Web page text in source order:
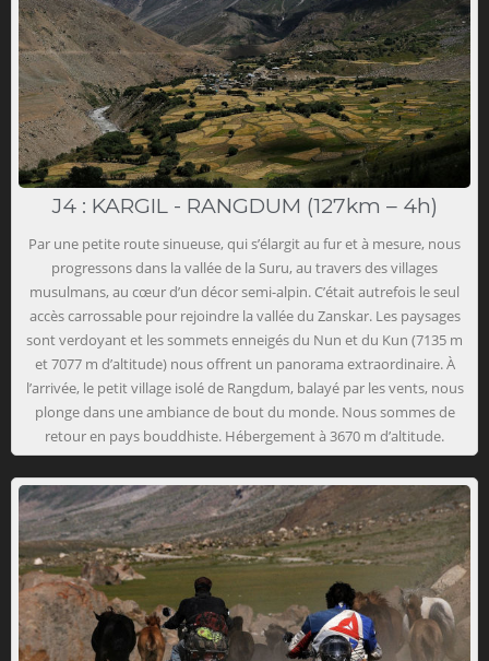
J4 : KARGIL - RANGDUM (127km – 4h)
Par une petite route sinueuse, qui s’élargit au fur et à mesure, nous
progressons dans la vallée de la Suru, au travers des villages
musulmans, au cœur d’un décor semi-alpin. C’était autrefois le seul
accès carrossable pour rejoindre la vallée du Zanskar. Les paysages
sont verdoyant et les sommets enneigés du Nun et du Kun (7135 m
et 7077 m d’altitude) nous offrent un panorama extraordinaire. À
l’arrivée, le petit village isolé de Rangdum, balayé par les vents, nous
plonge dans une ambiance de bout du monde. Nous sommes de
retour en pays bouddhiste. Hébergement à 3670 m d’altitude.